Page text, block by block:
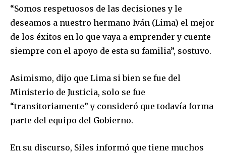
“Somos respetuosos de las decisiones y le
deseamos a nuestro hermano Iván (Lima) el mejor
de los éxitos en lo que vaya a emprender y cuente
siempre con el apoyo de esta su familia”, sostuvo.
Asimismo, dijo que Lima si bien se fue del
Ministerio de Justicia, solo se fue
“transitoriamente” y consideró que todavía forma
parte del equipo del Gobierno.
En su discurso, Siles informó que tiene muchos